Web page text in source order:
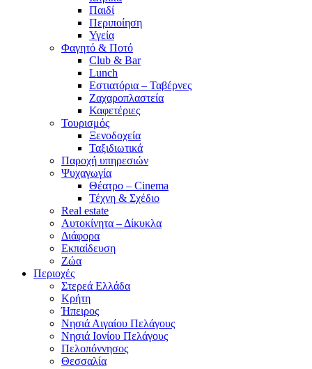
Παιδί
Περιποίηση
Υγεία
Φαγητό & Ποτό
Club & Bar
Lunch
Εστιατόρια – Ταβέρνες
Ζαχαροπλαστεία
Καφετέριες
Τουρισμός
Ξενοδοχεία
Ταξιδιωτικά
Παροχή υπηρεσιών
Ψυχαγωγία
Θέατρο – Cinema
Τέχνη & Σχέδιο
Real estate
Αυτοκίνητα – Δίκυκλα
Διάφορα
Εκπαίδευση
Ζώα
Περιοχές
Στερεά Ελλάδα
Κρήτη
Ήπειρος
Νησιά Αιγαίου Πελάγους
Νησιά Ιονίου Πελάγους
Πελοπόννησος
Θεσσαλία